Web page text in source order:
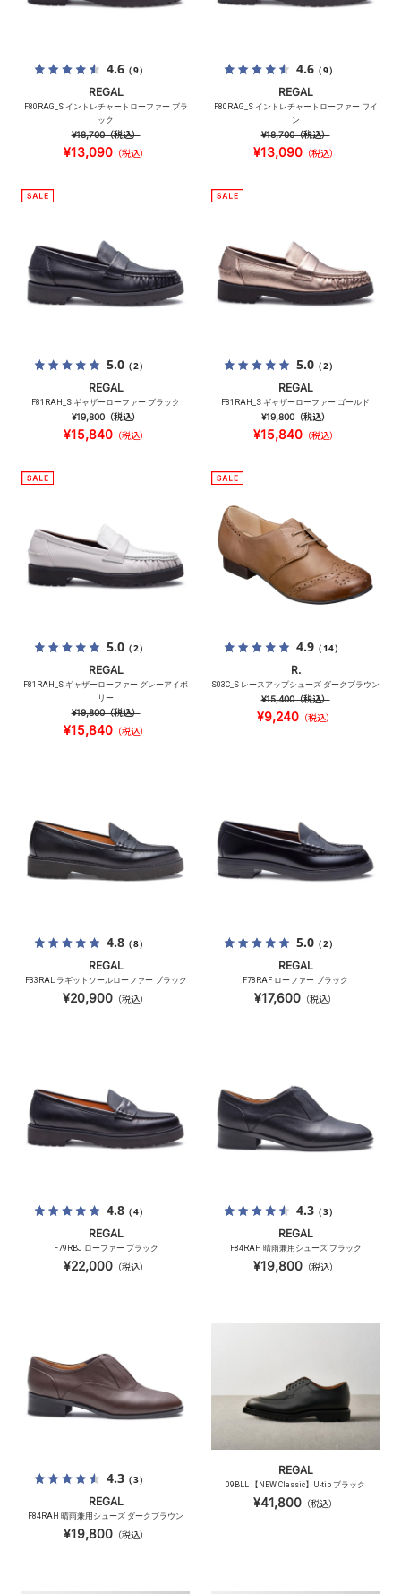
4.6（9）
REGAL
F80RAG_S イントレチャートローファー ブラ
ック
¥18,700（税込）
¥13,090（税込）
4.6（9）
REGAL
F80RAG_S イントレチャートローファー ワイ
ン
¥18,700（税込）
¥13,090（税込）
5.0（2）
REGAL
F81RAH_S ギャザーローファー ブラック
¥19,800（税込）
¥15,840（税込）
5.0（2）
REGAL
F81RAH_S ギャザーローファー ゴールド
¥19,800（税込）
¥15,840（税込）
5.0（2）
REGAL
F81RAH_S ギャザーローファー グレーアイボ
リー
¥19,800（税込）
¥15,840（税込）
4.9（14）
R.
S03C_S レースアップシューズ ダークブラウン
¥15,400（税込）
¥9,240（税込）
4.8（8）
REGAL
F33RAL ラギットソールローファー ブラック
¥20,900 （税込）
5.0（2）
REGAL
F78RAF ローファー ブラック
¥17,600 （税込）
4.8（4）
REGAL
F79RBJ ローファー ブラック
¥22,000（税込）
4.3（3）
REGAL
F84RAH 晴雨兼用シューズ ブラック
¥19,800（税込）
4.3（3）
REGAL
F84RAH 晴雨兼用シューズ ダークブラウン
¥19,800（税込）
REGAL
09BLL 【NEW Classic】U-tip ブラック
¥41,800 （税込）